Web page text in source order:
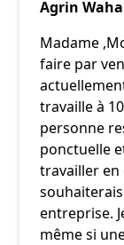
Agrin
Madame
faire par
travaille à
personne
ponctuelle
travailler en
entreprise.
même si